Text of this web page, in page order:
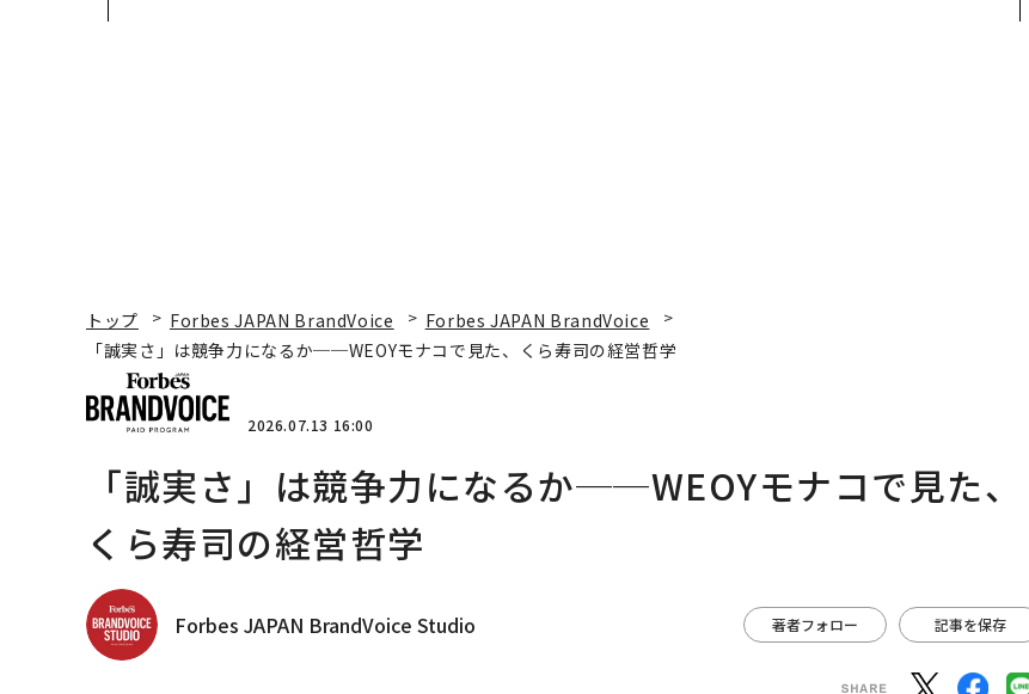
トップ Forbes JAPAN BrandVoice
Forbes JAPAN BrandVoice
「誠実さ」は競争力になるか──WEOYモナコで見た、くら寿司の経営哲学
2026.07.13 16:00
「誠実さ」は競争力になるか──WEOYモナコで見た、
くら寿司の経営哲学
Forbes JAPAN BrandVoice Studio 著者フォロー 記事を保存